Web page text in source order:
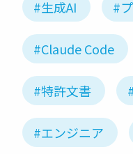
#生成AI #
#Claude Code
#特許文書
#エンジニア